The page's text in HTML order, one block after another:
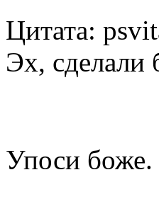
Цитата:
Эх, сделали
Упоси боже.